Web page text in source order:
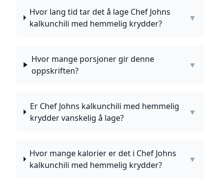
Hvor lang tid tar det å lage Chef Johns
kalkunchili med hemmelig krydder?
▼
Hvor mange porsjoner gir denne
oppskriften?
▼
Er Chef Johns kalkunchili med hemmelig
krydder vanskelig å lage?
▼
Hvor mange kalorier er det i Chef Johns
kalkunchili med hemmelig krydder?
▼